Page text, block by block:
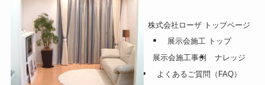
株式会社ローザ トップページ
展示会施工 トップ
展示会施工事例
ナレッジ
よくあるご質問（FAQ）